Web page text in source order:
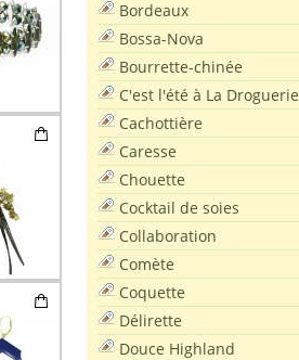
Bordeaux
Bossa-Nova
Bourrette-chinée
C'est l'été à La Droguerie
Cachottière
Caresse
Chouette
Cocktail de soies
Collaboration
Comète
Coquette
Délirette
Douce Highland